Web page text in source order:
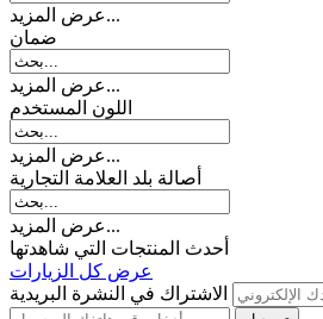
عرض المزيد...
ضمان
عرض المزيد...
اللون المستخدم
عرض المزيد...
أصالة بلد العلامة التجارية
عرض المزيد...
أحدث المنتجات التي شاهدتها
عرض كل الزيارات
الاشتراك في النشرة البريدية